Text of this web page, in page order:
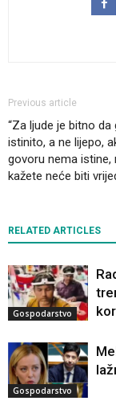
Previous article
“Za ljude je bitno da
istinito, a ne lijepo,
govoru nema istine,
kažete neće biti
RELATED ARTICLES
Gospodarstvo
Gospodarstvo